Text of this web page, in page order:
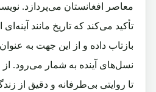
معاصر افغانستان می‌پردازد.
تأکید می‌کند که تاریخ مانند
بازتاب داده و از این جهت به
نسل‌های آینده به شمار می‌رود. از
تا روایتی بی‌طرفانه و دقیق از